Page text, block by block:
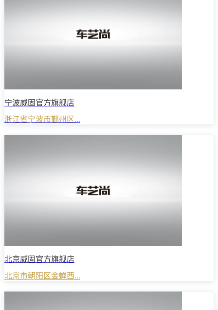
宁波威固官方旗舰店
浙江省宁波市鄞州区...
北京威固官方旗舰店
北京市朝阳区金蝉西...